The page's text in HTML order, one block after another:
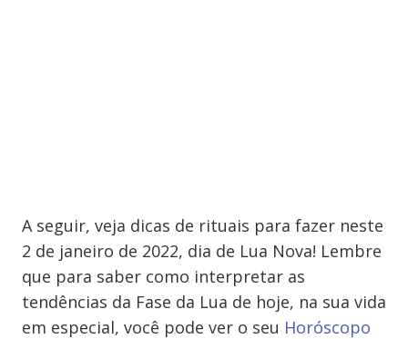
A seguir, veja dicas de rituais para fazer neste
2 de janeiro de 2022, dia de Lua Nova! Lembre
que para saber como interpretar as
tendências da Fase da Lua de hoje, na sua vida
em especial, você pode ver o seu Horóscopo